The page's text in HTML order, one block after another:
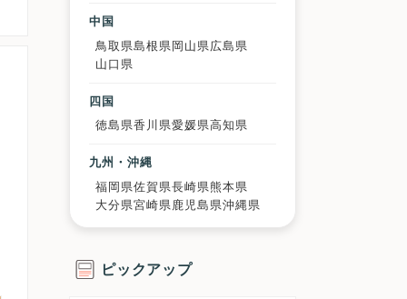
中国
鳥取県島根県 岡山県 広島県
山口県
四国
徳島県香川県愛媛県高知県
九州・沖縄
福岡県佐賀県長崎県 熊本県
大分県宮崎県 鹿児島県沖縄県
ピックアップ